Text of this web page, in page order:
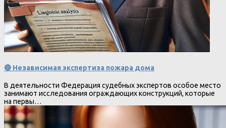
🔴 Независимая экспертиза пожара дома
В деятельности Федерация судебных экспертов особое место
занимают исследования ограждающих конструкций, которые
на первы…